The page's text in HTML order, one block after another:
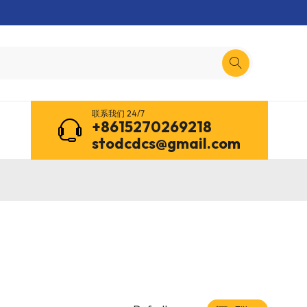
联系我们 24/7
+8615270269218
stodcdcs@gmail.com